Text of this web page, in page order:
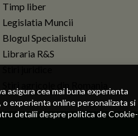
asigura cea mai buna experienta
experienta online personalizata si
detalii despre politica de Cookie-
Timp liber
Legislatia Muncii
Blogul Specialistului
Libraria R&S